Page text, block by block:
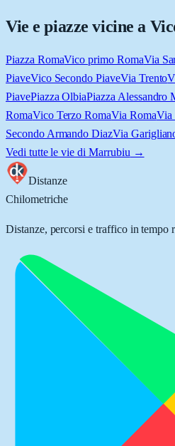
Vie e piazze vicine a
Piazza RomaVico primo RomaVia
PiaveVico Secondo PiaveVia Trento
PiavePiazza OlbiaPiazza Alessandro
RomaVico Terzo RomaVia RomaVia
Secondo Armando DiazVia
Vedi tutte le vie di Marrubiu →
Distanze
Chilometriche
Distanze, percorsi e traffico in tempo